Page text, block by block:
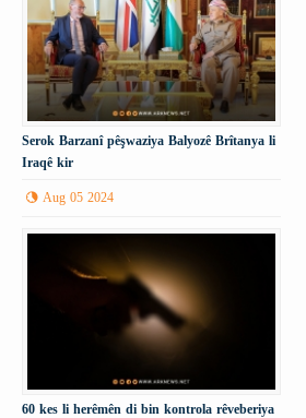
Serok Barzanî pêşwaziya Balyozê Brîtanya li
Iraqê kir
Aug 05 2024
60 kes li herêmên di bin kontrola rêveberiya